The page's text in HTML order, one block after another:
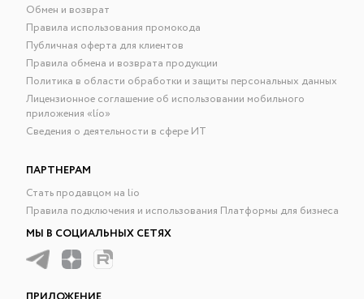
Обмен и возврат
Правила использования промокода
Публичная оферта для клиентов
Правила обмена и возврата продукции
Политика в области обработки и защиты персональных данных
Лицензионное соглашение об использовании мобильного
приложения «lío»
Сведения о деятельности в сфере ИТ
ПАРТНЕРАМ
Стать продавцом на lio
Правила подключения и использования Платформы для бизнеса
МЫ В СОЦИАЛЬНЫХ СЕТЯХ